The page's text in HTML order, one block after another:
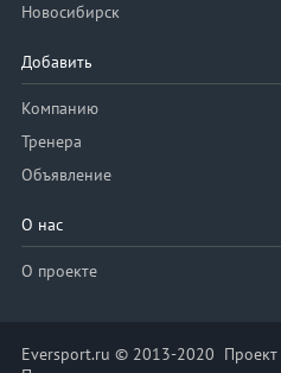
Новосибирск
Добавить
Компанию
Тренера
Объявление
О нас
О проекте
Eversport.ru © 2013-2020 Проект